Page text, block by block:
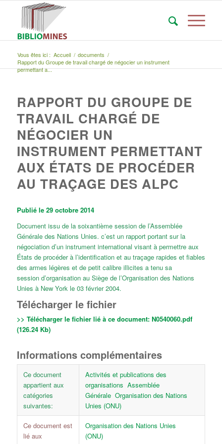
Vous êtes ici : Accueil / documents /
Rapport du Groupe de travail chargé de négocier un instrument
permettant a...
RAPPORT DU GROUPE DE
TRAVAIL CHARGÉ DE
NÉGOCIER UN
INSTRUMENT PERMETTANT
AUX ÉTATS DE PROCÉDER
AU TRAÇAGE DES ALPC
Publié le 29 octobre 2014
Document issu de la soixantième session de l’Assemblée
Générale des Nations Unies. c’est un rapport portant sur la
négociation d’un instrument international visant à permettre aux
États de procéder à l’identification et au traçage rapides et fiables
des armes légères et de petit calibre illicites a tenu sa
session d’organisation au Siège de l’Organisation des Nations
Unies à New York le 03 février 2004.
Télécharger le fichier
>> Télécharger le fichier lié à ce document: N0540060.pdf
(126.24 Kb)
Informations complémentaires
Ce document
appartient aux
catégories
suivantes:
Activités et publications des
organisations Assemblée
Générale Organisation des Nations
Unies (ONU)
Ce document est
lié aux
Organisation des Nations Unies
(ONU)